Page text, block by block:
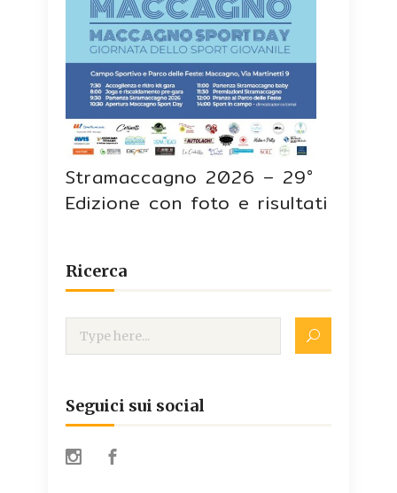
Stramaccagno 2026 – 29°
Edizione con foto e risultati
Ricerca
Seguici sui social